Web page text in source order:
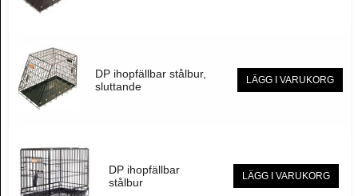
DP ihopfällbar stålbur,
sluttande
LÄGG I VARUKORG
DP ihopfällbar
stålbur
LÄGG I VARUKORG